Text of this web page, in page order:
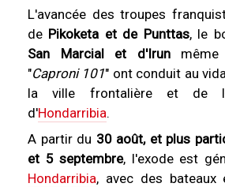
L'avancée des troupes
de Pikoketa et de Punttas, le
San Marcial et d'Irunmême
"Caproni 101" ont conduit au
la ville frontalière et de
d'Hondarribia.
A partir du 30 août, et plus
et 5 septembre, l'exode est
Hondarribia, avec des bateaux